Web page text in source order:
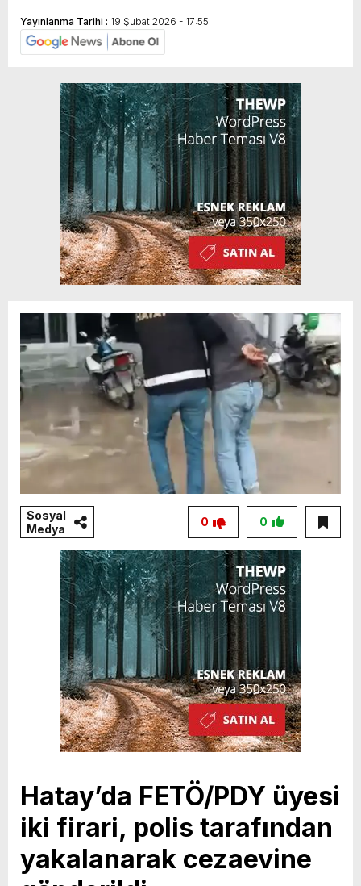
Yayınlanma Tarihi : 19 Şubat 2026 - 17:55
Sosyal
Medya
0
0
Hatay’da FETÖ/PDY üyesi
iki firari, polis tarafından
yakalanarak cezaevine